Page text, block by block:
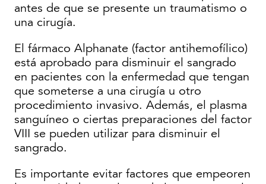
antes de que se presente un traumatismo o
una cirugía.
El fármaco Alphanate (factor antihemofílico)
está aprobado para disminuir el sangrado
en pacientes con la enfermedad que tengan
que someterse a una cirugía u otro
procedimiento invasivo. Además, el plasma
sanguíneo o ciertas preparaciones del factor
VIII se pueden utilizar para disminuir el
sangrado.
Es importante evitar factores que empeoren